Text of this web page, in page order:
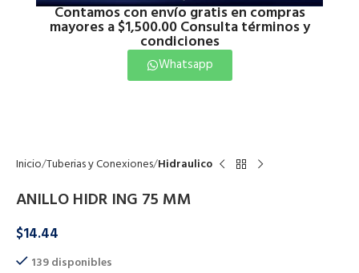
Contamos con envío gratis en compras
mayores a $1,500.00 Consulta términos y
condiciones
Whatsapp
Inicio Tuberias y Conexiones Hidraulico
ANILLO HIDR ING 75 MM
$14.44
139 disponibles